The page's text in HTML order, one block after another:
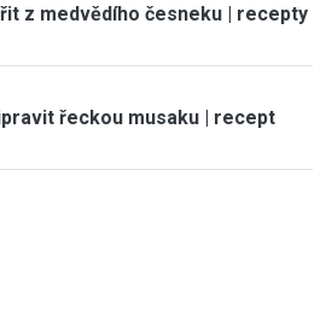
z medvědího česneku | recepty
řeckou musaku | recept